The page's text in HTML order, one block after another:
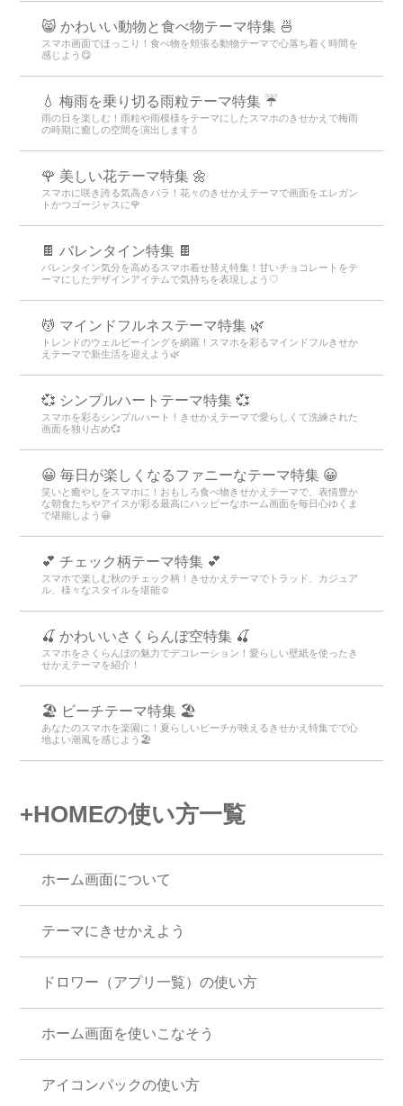
😸 かわいい動物と食べ物テーマ特集 🍜
スマホ画面でほっこり！食べ物を頬張る動物テーマで心落ち着く時間を
感じよう😋
💧 梅雨を乗り切る雨粒テーマ特集 ☔
雨の日を楽しむ！雨粒や雨模様をテーマにしたスマホのきせかえで梅雨
の時期に癒しの空間を演出します💧
🌹 美しい花テーマ特集 🌼
スマホに咲き誇る気高きバラ！花々のきせかえテーマで画面をエレガン
トかつゴージャスに🌹
🍫 バレンタイン特集 🍫
バレンタイン気分を高めるスマホ着せ替え特集！甘いチョコレートをテ
ーマにしたデザインアイテムで気持ちを表現しよう♡
💆 マインドフルネステーマ特集 🌿
トレンドのウェルビーイングを網羅！スマホを彩るマインドフルきせか
えテーマで新生活を迎えよう🌿
💞 シンプルハートテーマ特集 💞
スマホを彩るシンプルハート！きせかえテーマで愛らしくて洗練された
画面を独り占め💞
😀 毎日が楽しくなるファニーなテーマ特集 😀
笑いと癒やしをスマホに！おもしろ食べ物きせかえテーマで、表情豊か
な朝食たちやアイスが彩る最高にハッピーなホーム画面を毎日心ゆくま
で堪能しよう😀
💕 チェック柄テーマ特集 💕
スマホで楽しむ秋のチェック柄！きせかえテーマでトラッド、カジュア
ル、様々なスタイルを堪能☺️
🍒 かわいいさくらんぼ空特集 🍒
スマホをさくらんぼの魅力でデコレーション！愛らしい壁紙を使ったき
せかえテーマを紹介！
🏖 ビーチテーマ特集 🏖
あなたのスマホを楽園に！夏らしいビーチが映えるきせかえ特集でで心
地よい潮風を感じよう🏖
+HOMEの使い方一覧
ホーム画面について
テーマにきせかえよう
ドロワー（アプリ一覧）の使い方
ホーム画面を使いこなそう
アイコンパックの使い方